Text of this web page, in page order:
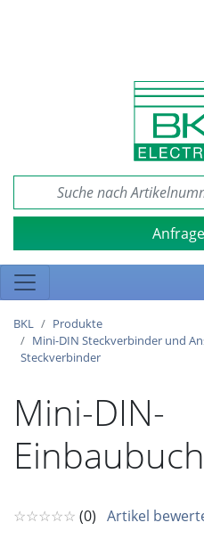
BKL
Produkte
Mini-DIN Steckverbinder und
Steckverbinder
Mini-DIN-
☆☆☆☆☆ (0) Artikel